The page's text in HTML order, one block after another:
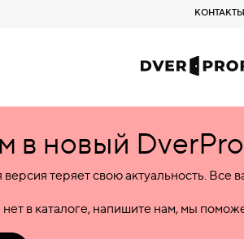
КОНТАКТЫ
в новый
теряет свою актуальность.
в каталоге, напишите нам, мы